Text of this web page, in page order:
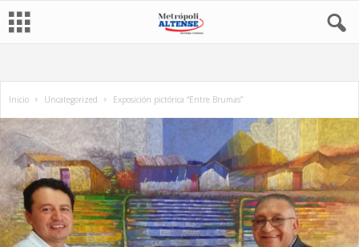
Inicio Uncategorized Exposición pictórica “Entre Brumas”